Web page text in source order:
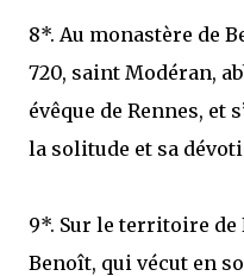
8*. Au monastère de
720, saint Modéran,
évêque de Rennes, et
la solitude et sa
9*. Sur le territoire de
Benoît, qui vécut en